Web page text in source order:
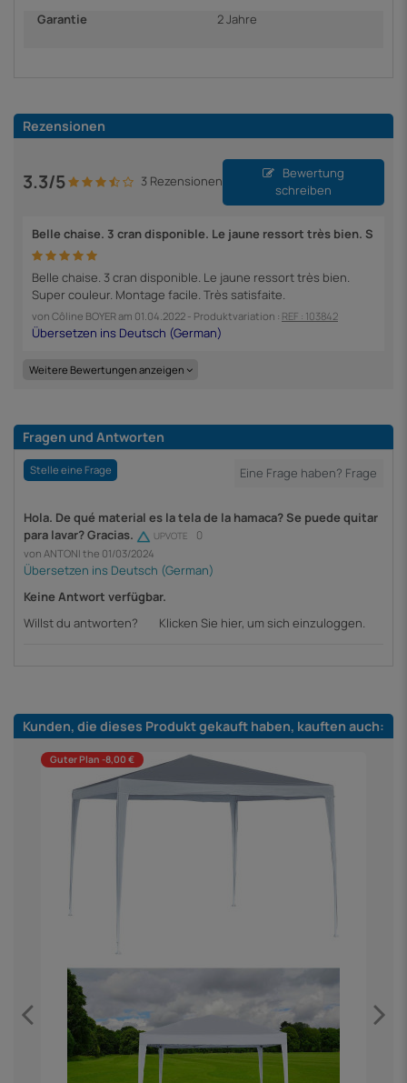
Garantie 2 Jahre
Rezensionen
3.3/5 3 Rezensionen
Bewertung
schreiben
Belle chaise. 3 cran disponible. Le jaune ressort très bien. S
Belle chaise. 3 cran disponible. Le jaune ressort très bien.
Super couleur. Montage facile. Très satisfaite.
von Côline BOYERam 01.04.2022 - Produktvariation : REF : 103842
Weitere Bewertungen anzeigen
Fragen und Antworten
Stelle eine Frage
Hola. De qué material es la tela de la hamaca? Se puede quitar
para lavar? Gracias.
UPVOTE 0
von ANTONI the 01/03/2024
Keine Antwort verfügbar.
Willst du antworten?
Klicken Sie hier, um sich einzuloggen.
Kunden, die dieses Produkt gekauft haben, kauften auch:
Guter Plan -8,00 €